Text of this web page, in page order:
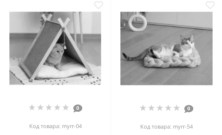
0
Код товара: myrr-04
0
Код товара: myrr-54